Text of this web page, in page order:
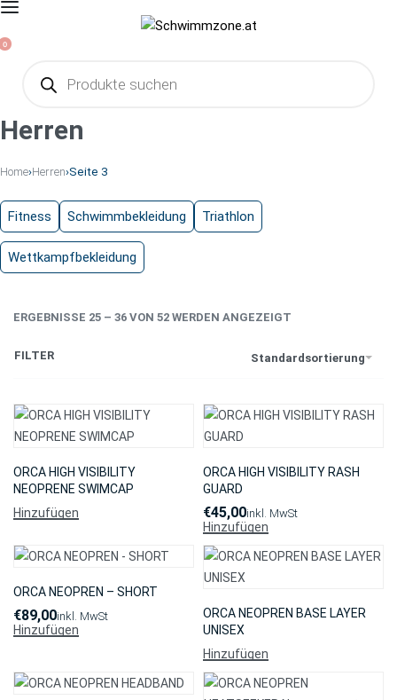
0
Herren
Home›Herren›Seite 3
Fitness Schwimmbekleidung Triathlon
Wettkampfbekleidung
ERGEBNISSE 25 – 36 VON 52 WERDEN ANGEZEIGT
Standardsortierung
FILTER
ORCA HIGH VISIBILITY
NEOPRENE SWIMCAP
Hinzufügen
ORCA HIGH VISIBILITY RASH
GUARD
€45,00inkl. MwSt
Hinzufügen
ORCA NEOPREN – SHORT
€89,00inkl. MwSt
Hinzufügen
ORCA NEOPREN BASE LAYER
UNISEX
Hinzufügen